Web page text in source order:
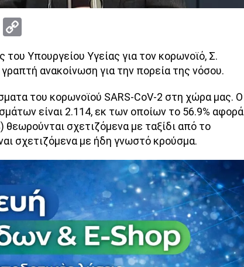
Email
Υπουργείου Υγείας για τον κορωνοϊό, Σ.
ανακοίνωση για την πορεία της νόσου.
του κορωνοϊού SARS-CoV-2 στη χώρα μας. Ο
είναι 2.114, εκ των οποίων το 56.9% αφορά
θεωρούνται σχετιζόμενα με ταξίδι από το
σχετιζόμενα με ήδη γνωστό κρούσμα.